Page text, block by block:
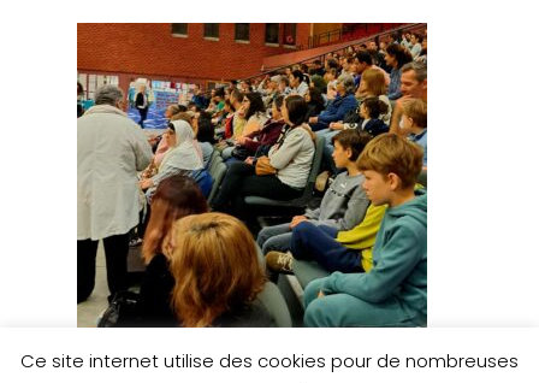
Ce site internet utilise des cookies pour de nombreuses